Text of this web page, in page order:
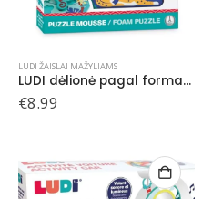
LUDI ŽAISLAI MAŽYLIAMS
LUDI dėlionė pagal formas, Safari
€8.99